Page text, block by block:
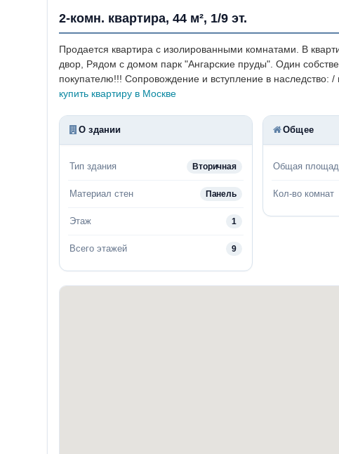
2-комн. квартира, 44 м², 1/9 эт.
Продается квартира с изолированными комнатами. В
двор, Рядом с домом парк "Ангарские пруды". Один
покупателю!!! Сопровождение и вступление в наследство:
купить квартиру в Москве
О здании
Тип здания Вторичная
Материал стен Панель
Этаж 1
Всего этажей 9
Общее
Общая
Кол-во комнат